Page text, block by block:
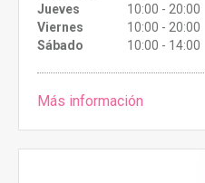
Jueves
10:00 - 20:00
Viernes
10:00 - 20:00
Sábado
10:00 - 14:00
Más información